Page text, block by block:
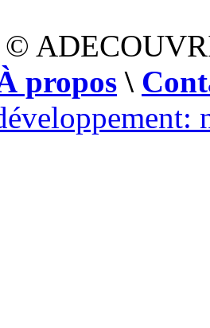
©
propos \